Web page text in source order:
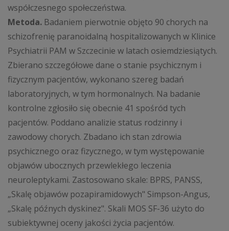
współczesnego społeczeństwa.
Metoda. Badaniem pierwotnie objęto 90 chorych na
schizofrenię paranoidalną hospitalizowanych w Klinice
Psychiatrii PAM w Szczecinie w latach osiemdziesiątych.
Zbierano szczegółowe dane o stanie psychicznym i
fizycznym pacjentów, wykonano szereg badań
laboratoryjnych, w tym hormonalnych. Na badanie
kontrolne zgłosiło się obecnie 41 spośród tych
pacjentów. Poddano analizie status rodzinny i
zawodowy chorych. Zbadano ich stan zdrowia
psychicznego oraz fizycznego, w tym występowanie
objawów ubocznych przewlekłego leczenia
neuroleptykami. Zastosowano skale: BPRS, PANSS,
„Skalę objawów pozapiramidowych" Simpson-Angus,
„Skalę późnych dyskinez". Skali MOS SF-36 użyto do
subiektywnej oceny jakości życia pacjentów.